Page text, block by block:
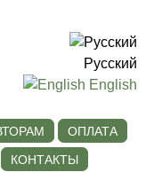
Русский
English
ОПЛАТА
КОНТАКТЫ